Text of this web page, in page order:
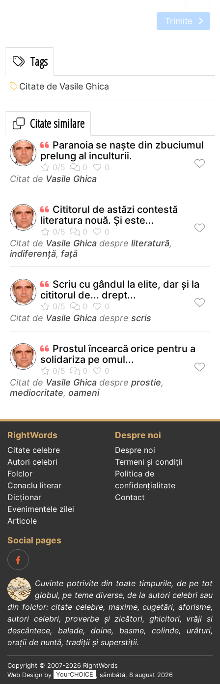
Trimite
Tags
Citate de Vasile Ghica
Citate similare
Paranoia se naşte din zbuciumul
prelung al inculturii.
Citat de Vasile Ghica
Cititorul de astăzi contestă
literatura nouă. Şi este...
Citat de Vasile Ghica despre literatură,
indiferență, față
Scriu cu gândul la elite, dar şi la
cititorul de... drept...
Citat de Vasile Ghica despre scris
Prostul încearcă orice pentru a
solidariza pe omul...
Citat de Vasile Ghica despre prostie,
mediocritate, oameni
RightWords
Citate celebre
Autori celebri
Folclor
Cenaclu literar
Dicționar
Evenimentele zilei
Articole
Despre noi
Despre noi
Termeni și condiții
Politica de
confidenţialitate
Contact
Social pages
Cuvinte potrivite din toate timpurile, de pe tot
globul, pe teme diverse, de la autori celebrisau
din folclor:citate celebre, maxime,cugetări,aforisme,
autori celebri,proverbe și zicători, ghicitori, vrăji si
descântece, balade, doine, basme, colinde, urături,
orații de nuntă, tradiții și superstiții.
Copyright © 2007-2026 RightWords
Web Design by
YourCHOICE , sâmbătă, 8 august 2026